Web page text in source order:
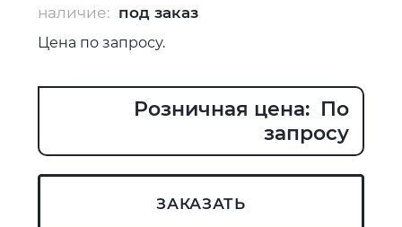
наличие: под заказ
Цена по запросу.
Розничная цена: По
запросу
ЗАКАЗАТЬ